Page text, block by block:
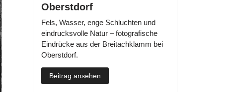
Oberstdorf
Fels, Wasser, enge Schluchten und
eindrucksvolle Natur – fotografische
Eindrücke aus der Breitachklamm bei
Oberstdorf.
Beitrag ansehen